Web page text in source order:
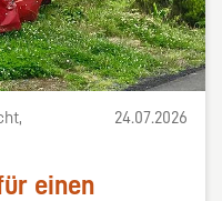
24.07.2026
einen